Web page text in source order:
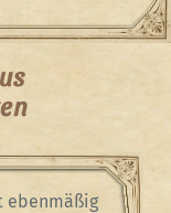
ebenmäßig